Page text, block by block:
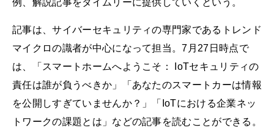
例、解説記事をタイムリーに提供していくという。
記事は、サイバーセキュリティの専門家であるトレンド
マイクロの識者が中心になって担当。7月27日時点で
は、「スマートホームへようこそ： IoTセキュリティの
責任は誰が負うべきか」「あなたのスマートカーは情報
を公開しすぎていませんか？」「IoTにおける企業ネッ
トワークの課題とは」などの記事を読むことができる。